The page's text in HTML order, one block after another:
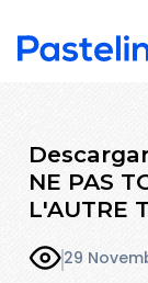
NE PAS
L'AUTRE
29